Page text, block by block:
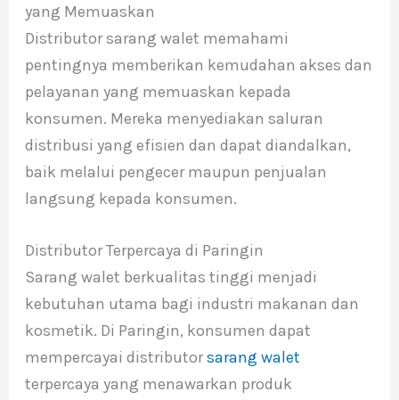
yang Memuaskan
Distributor sarang walet memahami
pentingnya memberikan kemudahan akses dan
pelayanan yang memuaskan kepada
konsumen. Mereka menyediakan saluran
distribusi yang efisien dan dapat diandalkan,
baik melalui pengecer maupun penjualan
langsung kepada konsumen.
Distributor Terpercaya di Paringin
Sarang walet berkualitas tinggi menjadi
kebutuhan utama bagi industri makanan dan
kosmetik. Di Paringin, konsumen dapat
mempercayai distributorsarang walet
terpercaya yang menawarkan produk